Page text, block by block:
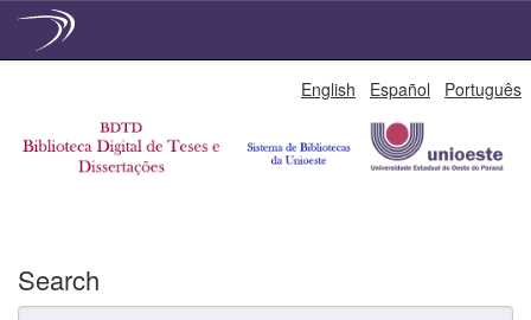
English Español Português
Search